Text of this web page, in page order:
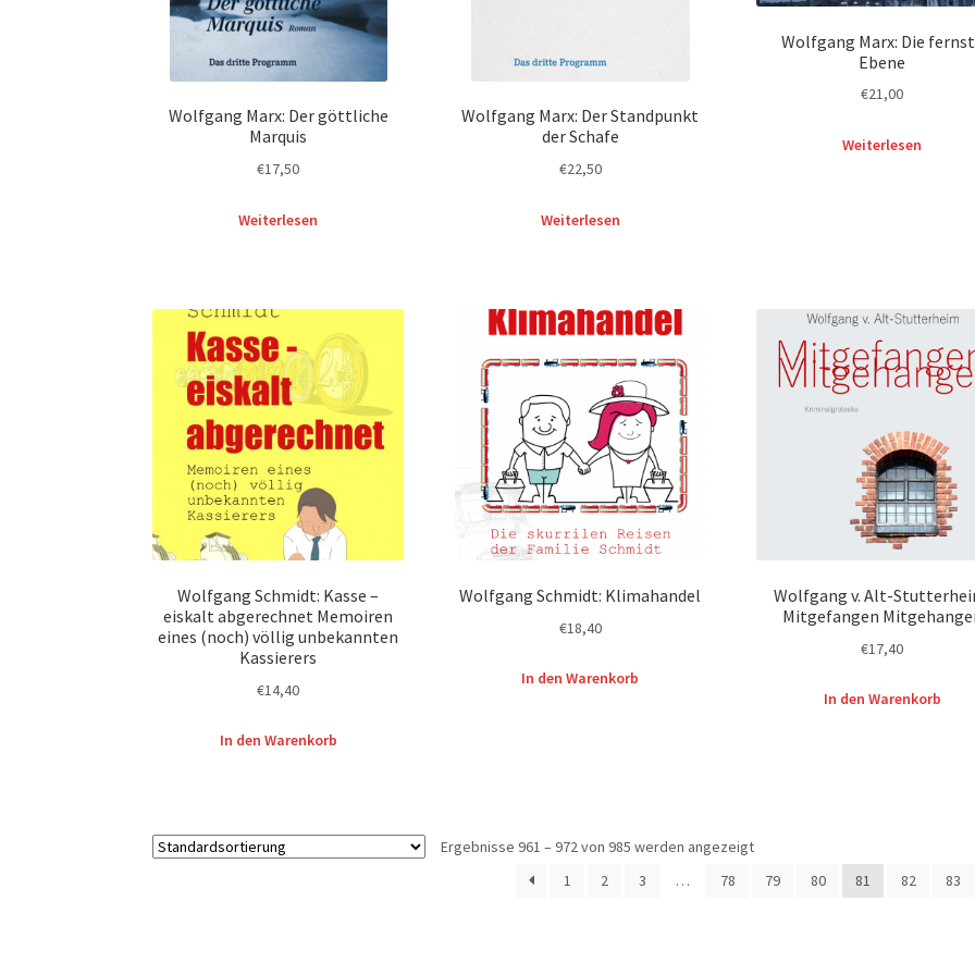
Wolfgang Marx: Der göttliche
Marquis
€17,50
Weiterlesen
Wolfgang Marx: Der Standpunkt
der Schafe
€22,50
Weiterlesen
Wolfgang Marx: Die
Ebene
€21,00
Weiterlesen
Wolfgang Schmidt: Kasse –
eiskalt abgerechnet Memoiren
eines (noch) völlig unbekannten
Kassierers
€14,40
In den Warenkorb
Wolfgang Schmidt: Klimahandel
€18,40
In den Warenkorb
Wolfgang v. Alt-
Mitgefangen
€17,40
In den Warenkorb
Ergebnisse 961 – 972 von 985 werden angezeigt
1
2 3 … 78 79 80 81 82 83